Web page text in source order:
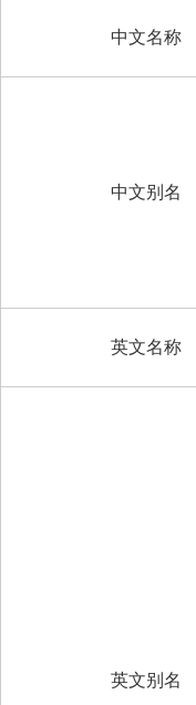
中文名称
中文别名
英文名称
英文别名